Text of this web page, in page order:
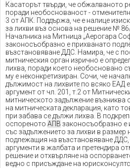
Касаторът твърди, че обжалваното
поради необоснованост -
3 от АПК. Поддържа, че е налице
за лихви въз основа на решение №
Началника на Митница „Аерогара
законосъобразно е прихванато
възстановяване ДДС. Намира, че с
митническия орган изрично е
лихва, поради което необосновано
му е неконкретизиран. Сочи, че
дължимост на лихвите по всяко ЕАД
аргумент от чл. 201, т.2 от
митническото задължение възниква
на митническата декларация, като
при забава се дължи лихва. В
оспореното АПВ законосъобразно
със задължението за лихви в размер
подлежащия на възстановяване ДДС,
аргументи в жалбата и претендира
решение и отхвърляне на
ведно с присъждане на